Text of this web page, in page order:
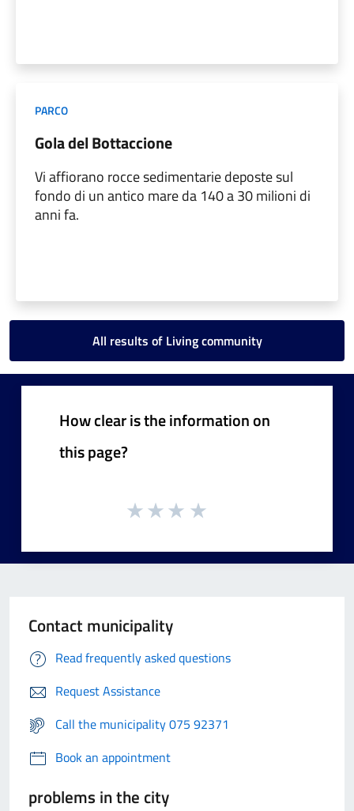
PARCO
Gola del Bottaccione
Vi affiorano rocce sedimentarie deposte sul
fondo di un antico mare da 140 a 30 milioni di
anni fa.
All results of Living community
How clear is the information on
this page?
Contact municipality
Read frequently asked questions
Request Assistance
Call the municipality 075 92371
Book an appointment
problems in the city